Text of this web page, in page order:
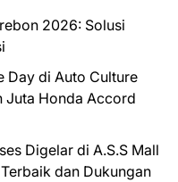
2026: Solusi
Day di Auto Culture
Juta Honda Accord
Digelar di A.S.S Mall
dan Dukungan